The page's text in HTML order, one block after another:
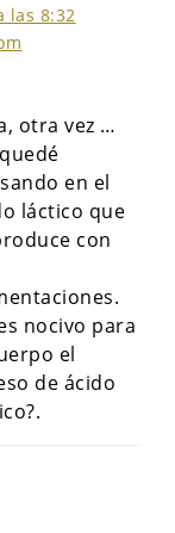
las 8:32
otra vez …
en el
láctico que
con
nocivo para
el
de ácido